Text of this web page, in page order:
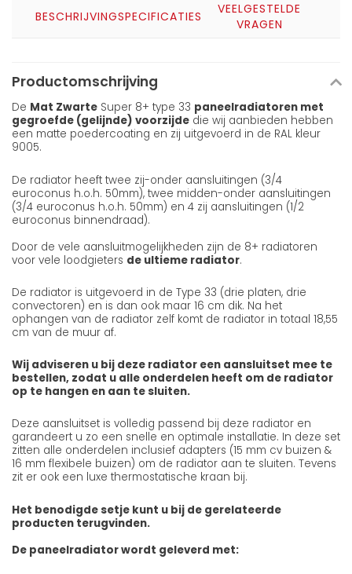
BESCHRIJVINGSPECIFICATIES
VEELGESTELDE
VRAGEN
Productomschrijving
De Mat Zwarte Super 8+ type 33 paneelradiatoren met
gegroefde (gelijnde) voorzijde die wij aanbieden hebben
een matte poedercoating en zij uitgevoerd in de RAL kleur
9005.
De radiator heeft twee zij-onder aansluitingen (3/4
euroconus h.o.h. 50mm), twee midden-onder aansluitingen
(3/4 euroconus h.o.h. 50mm) en 4 zij aansluitingen (1/2
euroconus binnendraad).
Door de vele aansluitmogelijkheden zijn de 8+ radiatoren
voor vele loodgieters de ultieme radiator.
De radiator is uitgevoerd in de Type 33 (drie platen, drie
convectoren) en is dan ook maar 16 cm dik. Na het
ophangen van de radiator zelf komt de radiator in totaal 18,55
cm van de muur af.
Wij adviseren u bij deze radiator een aansluitset mee te
bestellen, zodat u alle onderdelen heeft om de radiator
op te hangen en aan te sluiten.
Deze aansluitset is volledig passend bij deze radiator en
garandeert u zo een snelle en optimale installatie. In deze set
zitten alle onderdelen inclusief adapters (15 mm cv buizen &
16 mm flexibele buizen) om de radiator aan te sluiten. Tevens
zit er ook een luxe thermostatische kraan bij.
Het benodigde setje kunt u bij de gerelateerde
producten terugvinden.
De paneelradiator wordt geleverd met: